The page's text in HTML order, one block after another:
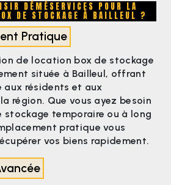
DÉMÉSERVICES POUR LA
DE STOCKAGE À BAILLEUL ?
Pratique
de location box de stockage
située à Bailleul, offrant
aux résidents et aux
région. Que vous ayez besoin
stockage temporaire ou à long
pratique vous
vos biens rapidement.